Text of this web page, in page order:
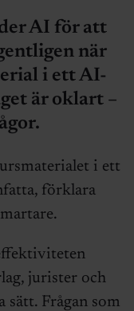
AI för att
när
i ett AI-
är oklart –
i ett
förklara
jurister och
Frågan som